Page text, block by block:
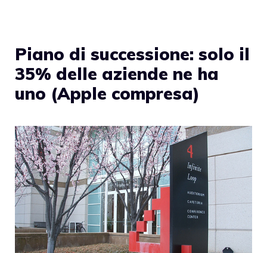
Piano di successione: solo il
35% delle aziende ne ha
uno (Apple compresa)